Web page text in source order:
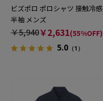
ビズポロ ポロシャツ 接触冷感
半袖 メンズ
￥5,940￥2,631(55%OFF)
5.0（1）